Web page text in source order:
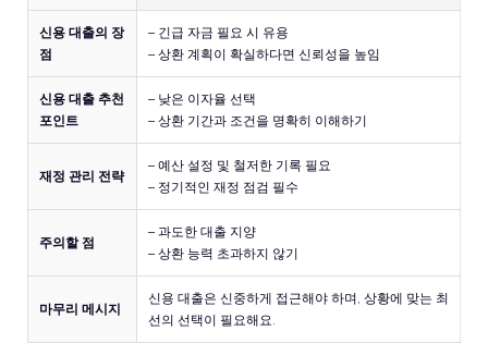
신용 대출의 장
점
– 긴급 자금 필요 시 유용
– 상환 계획이 확실하다면 신뢰성을 높임
신용 대출 추천
포인트
– 낮은 이자율 선택
– 상환 기간과 조건을 명확히 이해하기
재정 관리 전략
– 예산 설정 및 철저한 기록 필요
– 정기적인 재정 점검 필수
주의할 점
– 과도한 대출 지양
– 상환 능력 초과하지 않기
마무리 메시지
신용 대출은 신중하게 접근해야 하며, 상황에 맞는 최
선의 선택이 필요해요.